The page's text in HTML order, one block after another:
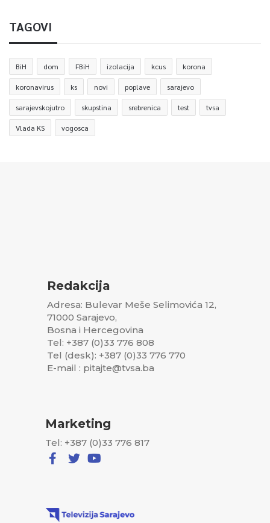
TAGOVI
BiH dom FBiH izolacija kcus korona
koronavirus ks novi poplave sarajevo
sarajevskojutro skupstina srebrenica test tvsa
Vlada KS vogosca
Redakcija
Adresa: Bulevar Meše Selimovića 12,
71000 Sarajevo,
Bosna i Hercegovina
Tel: +387 (0)33 776 808
Tel (desk): +387 (0)33 776 770
E-mail : pitajte@tvsa.ba
Marketing
Tel: +387 (0)33 776 817